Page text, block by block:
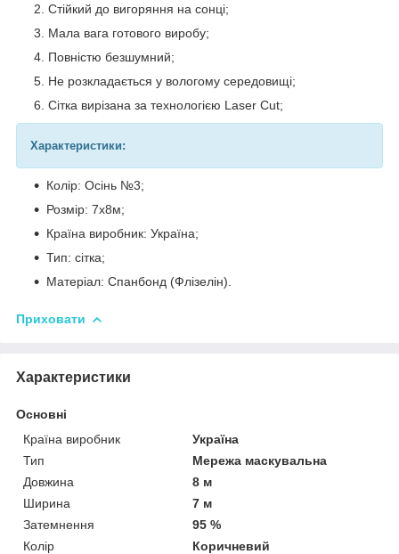
Стійкий до вигоряння на сонці;
Мала вага готового виробу;
Повністю безшумний;
Не розкладається у вологому середовищі;
Сітка вирізана за технологією Laser Cut;
Характеристики:
Колір: Осінь №3;
Розмір: 7х8м;
Країна виробник: Україна;
Тип: сітка;
Матеріал: Спанбонд (Флізелін).
Приховати
Характеристики
Основні
Країна виробник
Україна
Тип
Мережа маскувальна
Довжина
8 м
Ширина
7 м
Затемнення
95 %
Колір
Коричневий